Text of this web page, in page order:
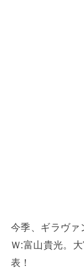
今季、ギラヴァ
Ｗ:富山貴光。
表！